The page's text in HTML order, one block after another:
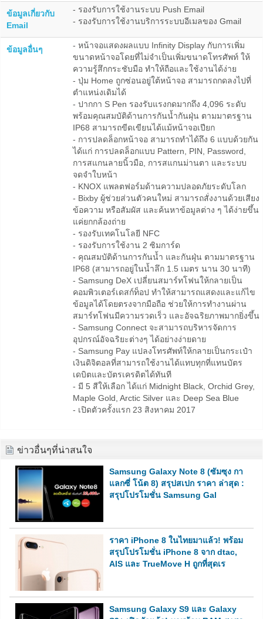
ข้อมูลเกี่ยวกับ
Email
- รองรับการใช้งานระบบ Push Email
- รองรับการใช้งานบริการระบบอีเมลของ Gmail
ข้อมูลอื่นๆ
- หน้าจอแสดงผลแบบ Infinity Display กับการเพิ่ม
ขนาดหน้าจอโดยที่ไม่จำเป็นเพิ่มขนาดโทรศัพท์ ให้
ความรู้สึกกระชับมือ ทำให้ถือและใช้งานได้ง่าย
- ปุ่ม Home ถูกซ่อนอยู่ใต้หน้าจอ สามารถกดลงไปที่
ตำแหน่งเดิมได้
- ปากกา S Pen รองรับแรงกดมากถึง 4,096 ระดับ
พร้อมคุณสมบัติด้านการกันน้ำกันฝุ่น ตามมาตรฐาน
IP68 สามารถขีดเขียนได้แม้หน้าจอเปียก
- การปลดล็อกหน้าจอ สามารถทำได้ถึง 6 แบบด้วยกัน
ได้แก่ การปลดล็อกแบบ Pattern, PIN, Password,
การสแกนลายนิ้วมือ, การสแกนม่านตา และระบบ
จดจำใบหน้า
- KNOX แพลตฟอร์มด้านความปลอดภัยระดับโลก
- Bixby ผู้ช่วยส่วนตัวคนใหม่ สามารถสั่งงานด้วยเสียง
ข้อความ หรือสัมผัส และค้นหาข้อมูลต่าง ๆ ได้ง่ายขึ้น
แค่ยกกล้องถ่าย
- รองรับเทคโนโลยี NFC
- รองรับการใช้งาน 2 ซิมการ์ด
- คุณสมบัติด้านการกันน้ำ และกันฝุ่น ตามมาตรฐาน
IP68 (สามารถอยู่ในน้ำลึก 1.5 เมตร นาน 30 นาที)
- Samsung DeX เปลี่ยนสมาร์ทโฟนให้กลายเป็น
คอมพิวเตอร์เดสก์ท็อป ทำให้สามารถแสดงและแก้ไข
ข้อมูลได้โดยตรงจากมือถือ ช่วยให้การทำงานผ่าน
สมาร์ทโฟนมีความรวดเร็ว และอัจฉริยภาพมากยิ่งขึ้น
- Samsung Connect จะสามารถบริหารจัดการ
อุปกรณ์อัจฉริยะต่างๆ ได้อย่างง่ายดาย
- Samsung Pay แปลงโทรศัพท์ให้กลายเป็นกระเป๋า
เงินดิจิตอลที่สามารถใช้งานได้แทบทุกที่แทนบัตร
เดบิตและบัตรเครดิตได้ทันที
- มี 5 สีให้เลือก ได้แก่ Midnight Black, Orchid Grey,
Maple Gold, Arctic Silver และ Deep Sea Blue
- เปิดตัวครั้งแรก 23 สิงหาคม 2017
ข่าวอื่นๆที่น่าสนใจ
Samsung Galaxy Note 8 (ซัมซุง กา
แลกซี่ โน้ต 8) สรุปสเปก ราคา ล่าสุด :
สรุปโปรโมชั่น Samsung Gal
ราคา iPhone 8 ในไทยมาแล้ว! พร้อม
สรุปโปรโมชั่น iPhone 8 จาก dtac,
AIS และ TrueMove H ถูกที่สุดเร
Samsung Galaxy S9 และ Galaxy